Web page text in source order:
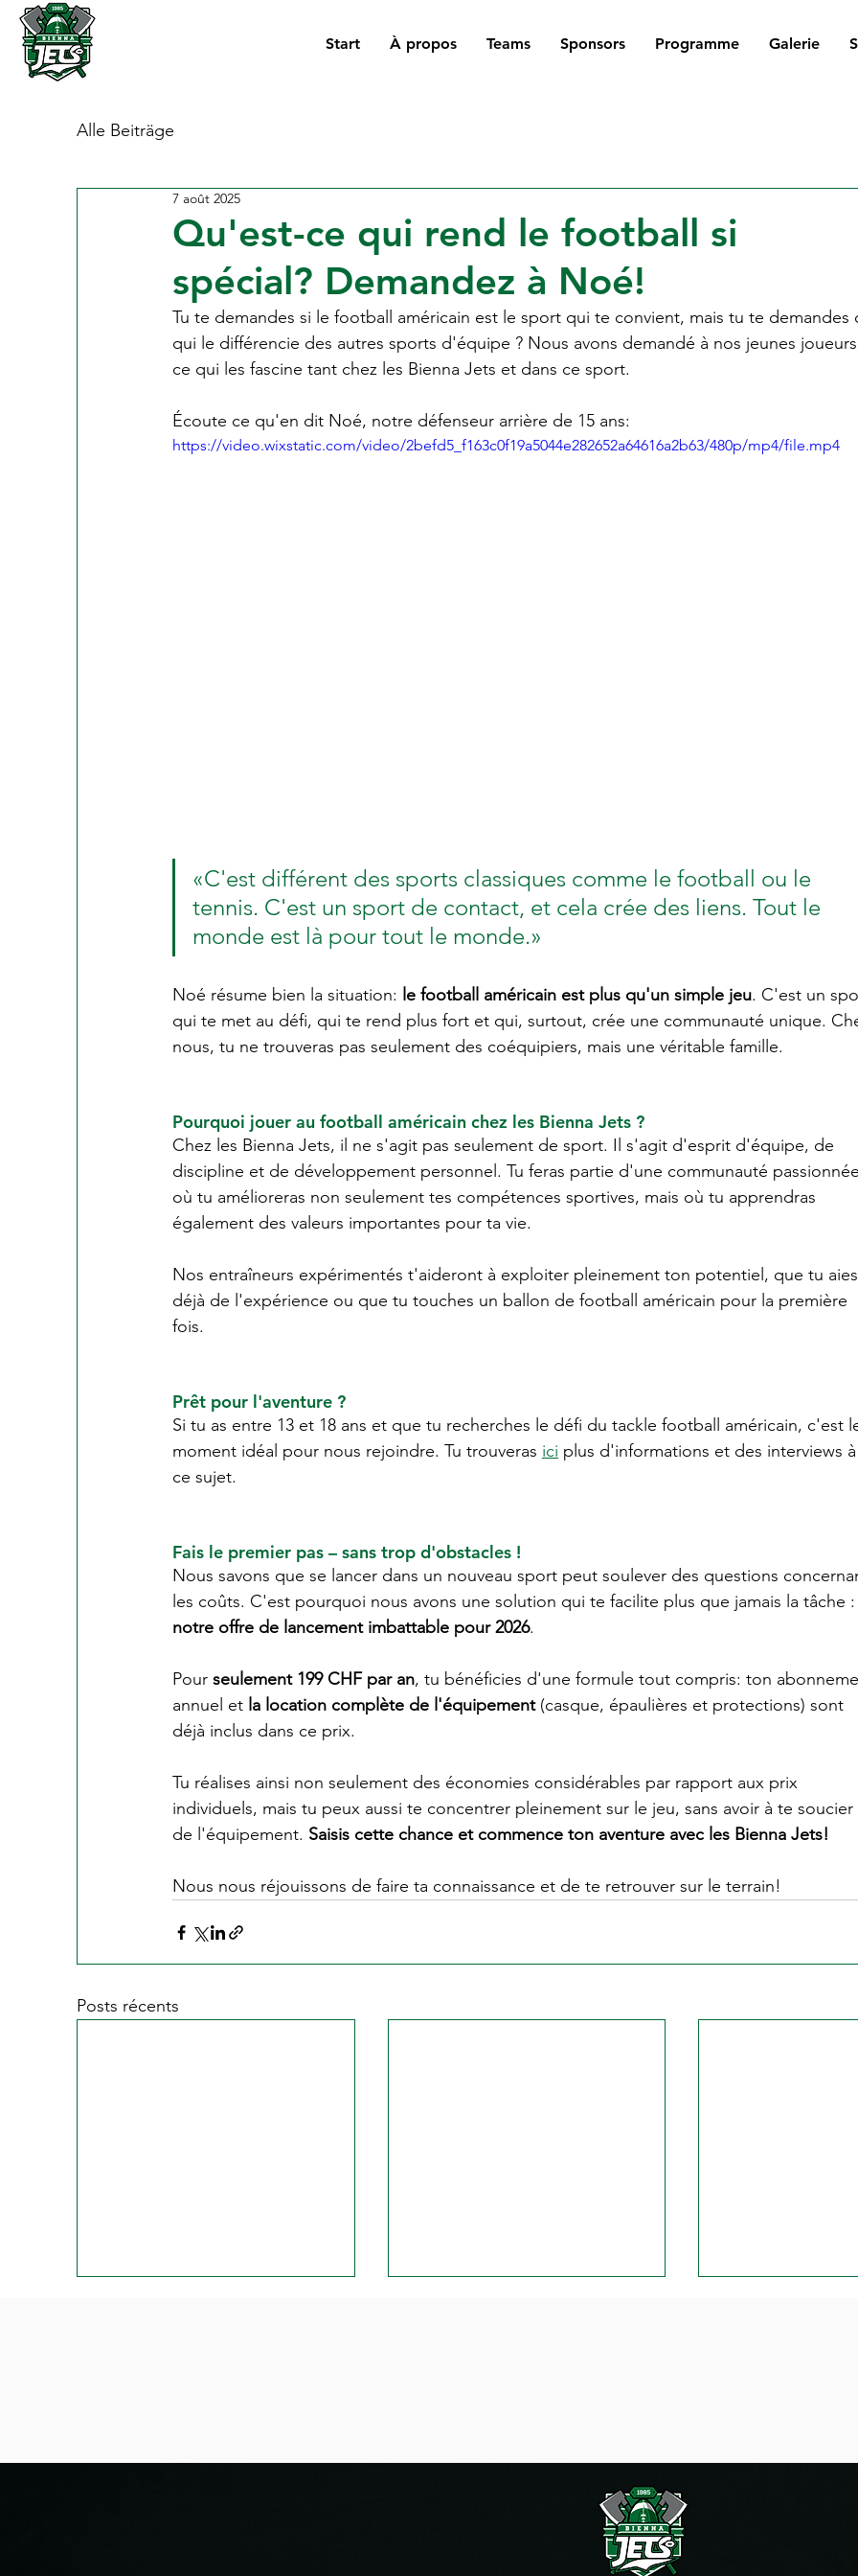
Start À propos Teams Sponsors Programme Galerie
Alle Beiträge
Qu'est-ce qui rend le football si
spécial? Demandez à Noé!
7 août 2025
Tu te demandes si le football américain est le sport qui te convient, mais tu te demandes
qui le différencie des autres sports d'équipe ? Nous avons demandé à nos jeunes joueurs
ce qui les fascine tant chez les Bienna Jets et dans ce sport.
Écoute ce qu'en dit Noé, notre défenseur arrière de 15 ans:
https://video.wixstatic.com/video/2befd5_f163c0f19a5044e282652a64616a2b63/480p/mp4/file.mp4
«C'est différent des sports classiques comme le football ou le
tennis. C'est un sport de contact, et cela crée des liens. Tout le
monde est là pour tout le monde.»
Noé résume bien la situation: le football américain est plus qu'un simple jeu. C'est un
qui te met au défi, qui te rend plus fort et qui, surtout, crée une communauté unique.
nous, tu ne trouveras pas seulement des coéquipiers, mais une véritable famille.
Pourquoi jouer au football américain chez les Bienna Jets ?
Chez les Bienna Jets, il ne s'agit pas seulement de sport. Il s'agit d'esprit d'équipe, de
discipline et de développement personnel. Tu feras partie d'une communauté passionnée
où tu amélioreras non seulement tes compétences sportives, mais où tu apprendras
également des valeurs importantes pour ta vie.
Nos entraîneurs expérimentés t'aideront à exploiter pleinement ton potentiel, que tu aies
déjà de l'expérience ou que tu touches un ballon de football américain pour la première
fois.
Prêt pour l'aventure ?
Si tu as entre 13 et 18 ans et que tu recherches le défi du tackle football américain, c'est
moment idéal pour nous rejoindre. Tu trouveras ici plus d'informations et des interviews à
ce sujet.
Fais le premier pas – sans trop d'obstacles !
Nous savons que se lancer dans un nouveau sport peut soulever des questions
les coûts. C'est pourquoi nous avons une solution qui te facilite plus que jamais la tâche :
notre offre de lancement imbattable pour 2026.
Pour seulement 199 CHF par an, tu bénéficies d'une formule tout compris: ton
annuel et la location complète de l'équipement (casque, épaulières et protections) sont
déjà inclus dans ce prix.
Tu réalises ainsi non seulement des économies considérables par rapport aux prix
individuels, mais tu peux aussi te concentrer pleinement sur le jeu, sans avoir à te soucier
de l'équipement. Saisis cette chance et commence ton aventure avec les Bienna Jets!
Nous nous réjouissons de faire ta connaissance et de te retrouver sur le terrain!
Posts récents
L'équipe des Bienna Jets de
Journée de flag football à
Les Jets